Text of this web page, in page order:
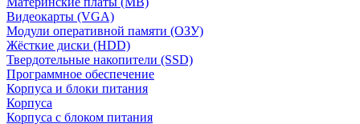
Видеокарты (VGA)
Модули оперативной памяти (ОЗУ)
Жёсткие диски (HDD)
Твердотельные накопители (SSD)
Программное обеспечение
Корпуса и блоки питания
Корпуса
Корпуса с блоком питания